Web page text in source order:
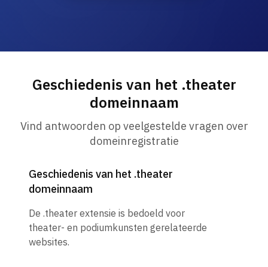
Geschiedenis van het .theater
domeinnaam
Vind antwoorden op veelgestelde vragen over
domeinregistratie
Geschiedenis van het .theater
domeinnaam
De .theater extensie is bedoeld voor
theater- en podiumkunsten gerelateerde
websites.